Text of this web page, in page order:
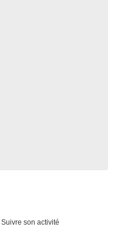
Suivre son activité